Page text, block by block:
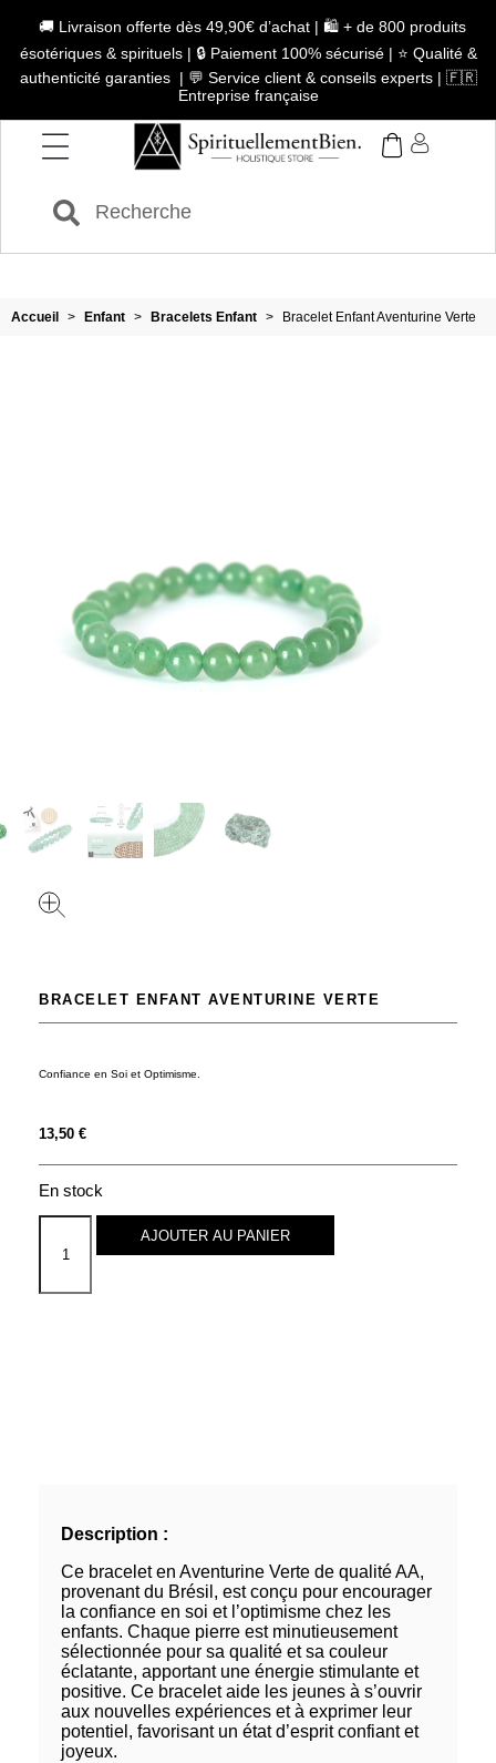
🚚 Livraison offerte dès 49,90€ d’achat | 🛍️ + de 800 produits
ésotériques & spirituels | 🔒 Paiement 100% sécurisé | ⭐ Qualité &
authenticité garanties | 💬 Service client & conseils experts | 🇫🇷
Entreprise française
Accueil > Enfant > Bracelets Enfant > Bracelet Enfant Aventurine Verte
BRACELET ENFANT AVENTURINE VERTE
Confiance en Soi et Optimisme.
13,50 €
En stock
AJOUTER AU PANIER
Description :
Ce bracelet en Aventurine Verte de qualité AA,
provenant du Brésil, est conçu pour encourager
la confiance en soi et l’optimisme chez les
enfants. Chaque pierre est minutieusement
sélectionnée pour sa qualité et sa couleur
éclatante, apportant une énergie stimulante et
positive. Ce bracelet aide les jeunes à s’ouvrir
aux nouvelles expériences et à exprimer leur
potentiel, favorisant un état d’esprit confiant et
joyeux.